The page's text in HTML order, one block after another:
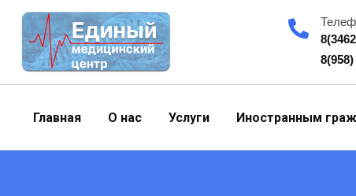
content
Главная О нас Услуги Иностранным